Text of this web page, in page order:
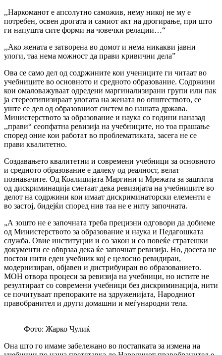
,,Наркоманот е апсолутно саможив, нему никој не му е
потребен, освен дрогата и самиот акт на дрогирање, при што
ги напушта сите форми на човечки релации…“
,,Ако жената е затворена во домот и нема никакви јавни
улоги, таа нема можност да прави кривични дела”
Ова се само дел од содржините кои учениците ги читаат во
учебниците во основното и средното образование. Содржини
кои омаловажуваат одредени маргинализирани групи или пак
ја стереотипизираат улогата на жената во општеството, се
уште се дел од образовниот систем во нашата држава.
Министерството за образование и наука со години наназад
,,прави“ сеопфатна ревизија на учебниците, но тоа прашање
според оние кои работат во проблематиката, засега не се
прави квалитетно.
Создавањето квалитетни и современи учебници за основното
и средното образование е далеку од реалност, велат
познавачите. Од Коалицијата Маргини и Мрежата за заштита
од дискриминација сметаат дека ревизијата на учебниците во
делот на содржини кои имаат дискриминаторски елементи е
во застој, бидејќи според нив таа не е ниту започната.
„А зошто не е започната треба прецизни одговори да добиеме
од Министерството за образование и наука и Педагошката
служба. Овие институции и со закон и со повеќе стратешки
документи се обврзаа дека ќе започнат ревизија. Но, досега не
постои нити еден учебник кој е целосно ревидиран,
модернизиран, објавен и дистрибуиран во образованието.
МОН отвора процеси за ревизија на учебници, но истите не
резултираат со современи учебници без дискриминација, нити
се почитуваат препораките на здруженијата, Народниот
правобранител и други домашни и меѓународни тела.
Фото: Жарко Чулиќ
Она што го имаме забележано во постапката за измена на